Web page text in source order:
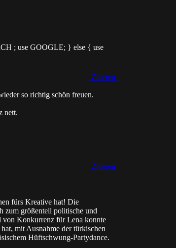
; use GOOGLE; } else { use
Zitieren
so richtig schön freuen.
nett.
Zitieren
fürs Kreative hat! Die
zum größenteil politische und
von Konkurrenz für Lena konnte
mit Ausnahme der türkischen
Hüftschwung-Partydance.